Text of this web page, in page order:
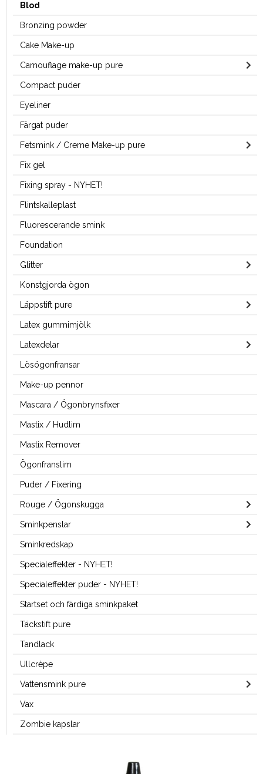
Blod
Bronzing powder
Cake Make-up
Camouflage make-up pure
Compact puder
Eyeliner
Färgat puder
Fetsmink / Creme Make-up pure
Fix gel
Fixing spray - NYHET!
Flintskalleplast
Fluorescerande smink
Foundation
Glitter
Konstgjorda ögon
Läppstift pure
Latex gummimjölk
Latexdelar
Lösögonfransar
Make-up pennor
Mascara / Ögonbrynsfixer
Mastix / Hudlim
Mastix Remover
Ögonfranslim
Puder / Fixering
Rouge / Ögonskugga
Sminkpenslar
Sminkredskap
Specialeffekter - NYHET!
Specialeffekter puder - NYHET!
Startset och färdiga sminkpaket
Täckstift pure
Tandlack
Ullcrèpe
Vattensmink pure
Vax
Zombie kapslar